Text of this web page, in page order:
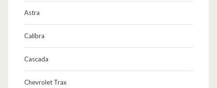
Astra
Calibra
Cascada
Chevrolet Trax